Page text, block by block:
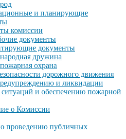
и планирующие
комиссии
документы
документы
дружина
охрана
дорожного движения
и ликвидации
и обеспечению пожарной
о Комиссии
проведению публичных